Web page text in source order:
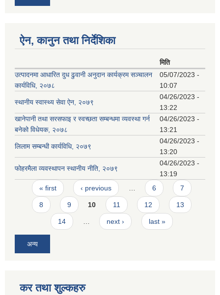
ऐन, कानुन तथा निर्देशिका
मिति
उत्पादनमा आधारित दुध ढुवानी अनुदान कार्यक्रम सञ्चालन
कार्यविधि, २०७८
05/07/2023 -
10:07
स्थानीय स्वास्थ्य सेवा ऐन, २०७९
04/26/2023 -
13:22
खानेपानी तथा सरसफाइ र स्वच्छता सम्बन्धमा व्यवस्था गर्न
बनेको विधेयक, २०७८
04/26/2023 -
13:21
लिलाम सम्बन्धी कार्यविधि, २०७९
04/26/2023 -
13:20
फोहरमैला व्यवस्थापन स्थानीय नीति, २०७९
04/26/2023 -
13:19
Pages
« first ‹ previous 6 7
8 9 10 11 12 13
14 next › last »
अन्य
कर तथा शुल्कहरु